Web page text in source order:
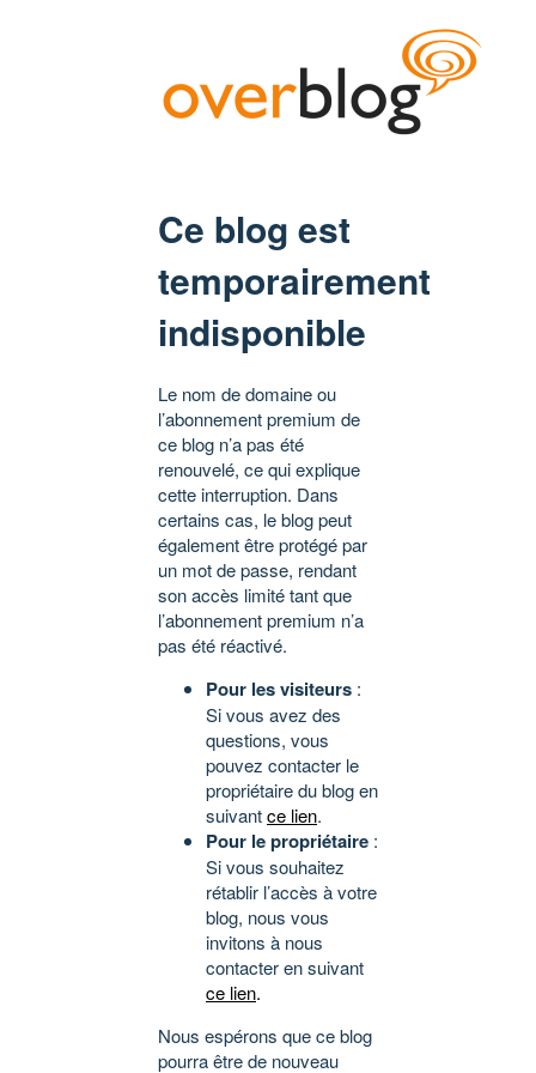
Ce blog est
temporairement
indisponible
Le nom de domaine ou
l’abonnement premium de
ce blog n’a pas été
renouvelé, ce qui explique
cette interruption. Dans
certains cas, le blog peut
également être protégé par
un mot de passe, rendant
son accès limité tant que
l’abonnement premium n’a
pas été réactivé.
Pour les visiteurs :
Si vous avez des
questions, vous
pouvez contacter le
propriétaire du blog en
suivantce lien.
Pour le propriétaire :
Si vous souhaitez
rétablir l’accès à votre
blog, nous vous
invitons à nous
contacter en suivant
ce lien.
Nous espérons que ce blog
pourra être de nouveau